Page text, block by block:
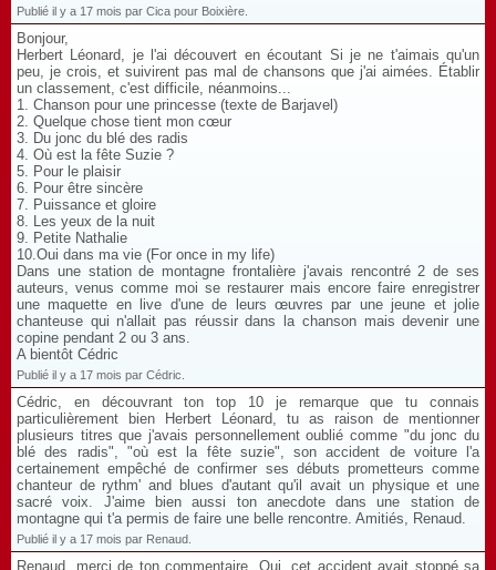
Publié il y a 17 mois par Cica pour Boixière.
Bonjour,
Herbert Léonard, je l'ai découvert en écoutant Si je ne t'aimais qu'un
peu, je crois, et suivirent pas mal de chansons que j'ai aimées. Établir
un classement, c'est difficile, néanmoins...
1. Chanson pour une princesse (texte de Barjavel)
2. Quelque chose tient mon cœur
3. Du jonc du blé des radis
4. Où est la fête Suzie ?
5. Pour le plaisir
6. Pour être sincère
7. Puissance et gloire
8. Les yeux de la nuit
9. Petite Nathalie
10.Oui dans ma vie (For once in my life)
Dans une station de montagne frontalière j'avais rencontré 2 de ses
auteurs, venus comme moi se restaurer mais encore faire enregistrer
une maquette en live d'une de leurs œuvres par une jeune et jolie
chanteuse qui n'allait pas réussir dans la chanson mais devenir une
copine pendant 2 ou 3 ans.
A bientôt Cédric
Publié il y a 17 mois par Cédric.
Cédric, en découvrant ton top 10 je remarque que tu connais
particulièrement bien Herbert Léonard, tu as raison de mentionner
plusieurs titres que j'avais personnellement oublié comme "du jonc du
blé des radis", "où est la fête suzie", son accident de voiture l'a
certainement empêché de confirmer ses débuts prometteurs comme
chanteur de rythm' and blues d'autant qu'il avait un physique et une
sacré voix. J'aime bien aussi ton anecdote dans une station de
montagne qui t'a permis de faire une belle rencontre. Amitiés, Renaud.
Publié il y a 17 mois par Renaud.
Renaud, merci de ton commentaire. Oui, cet accident avait stoppé sa